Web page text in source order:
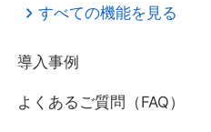
すべての機能を見る
導入事例
よくあるご質問（FAQ）